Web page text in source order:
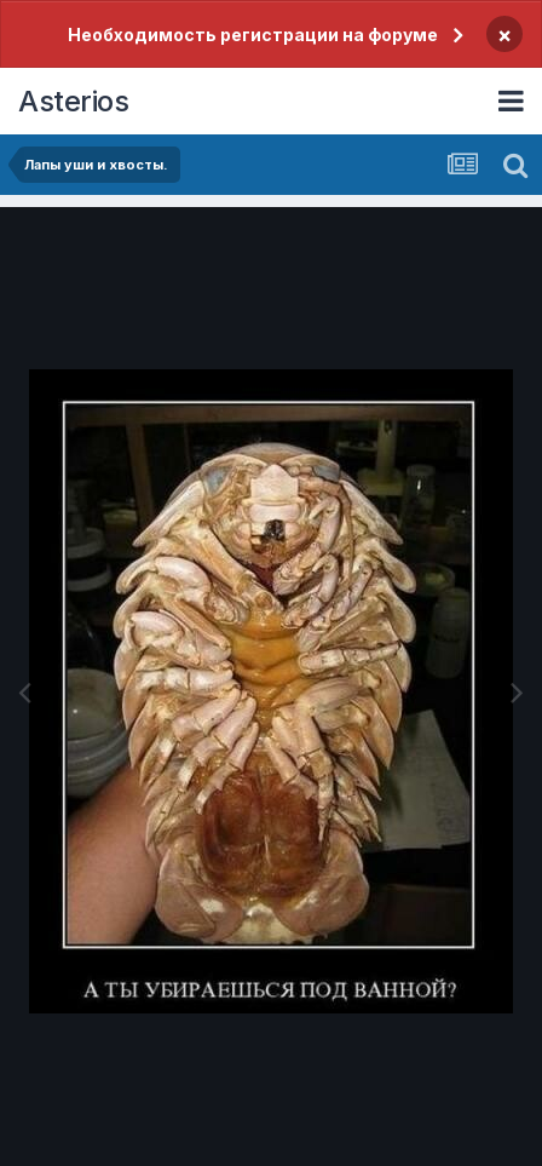
Необходимость регистрации на форуме ×
Asterios
Лапы уши и хвосты.